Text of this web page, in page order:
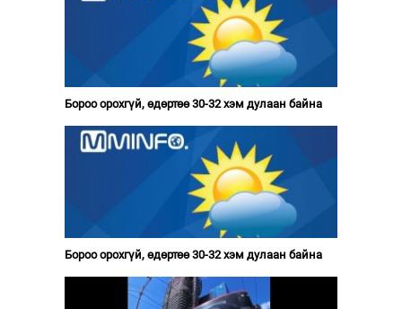
Бороо орохгүй, өдөртөө 30-32 хэм дулаан байна
Бороо орохгүй, өдөртөө 30-32 хэм дулаан байна